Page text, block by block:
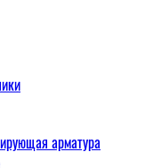
арматура